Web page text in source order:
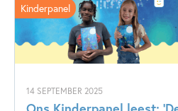
14 SEPTEMBER 2025
Kinderpanel